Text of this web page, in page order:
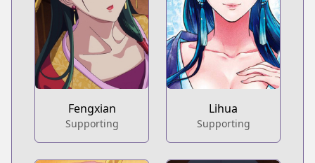
Fengxian
Supporting
Lihua
Supporting